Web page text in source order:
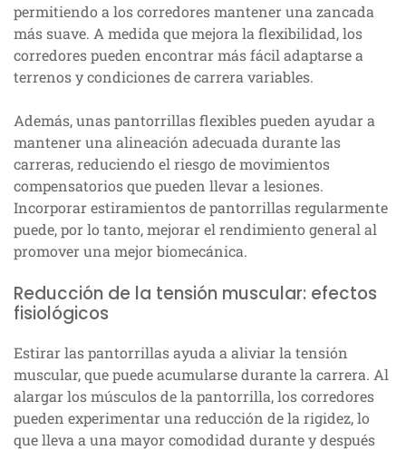
permitiendo a los corredores mantener una zancada
más suave. A medida que mejora la flexibilidad, los
corredores pueden encontrar más fácil adaptarse a
terrenos y condiciones de carrera variables.
Además, unas pantorrillas flexibles pueden ayudar a
mantener una alineación adecuada durante las
carreras, reduciendo el riesgo de movimientos
compensatorios que pueden llevar a lesiones.
Incorporar estiramientos de pantorrillas regularmente
puede, por lo tanto, mejorar el rendimiento general al
promover una mejor biomecánica.
Reducción de la tensión muscular: efectos
fisiológicos
Estirar las pantorrillas ayuda a aliviar la tensión
muscular, que puede acumularse durante la carrera. Al
alargar los músculos de la pantorrilla, los corredores
pueden experimentar una reducción de la rigidez, lo
que lleva a una mayor comodidad durante y después